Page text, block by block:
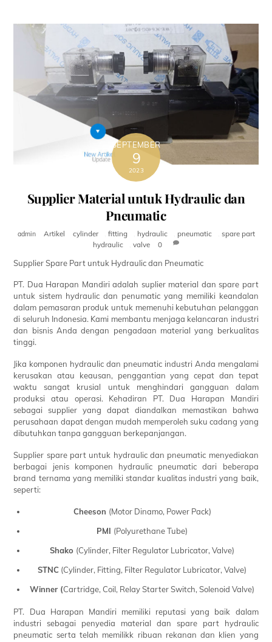
SEPTEMBER
9
2023
Supplier Material untuk Hydraulic dan
Pneumatic
admin Artikel cylinder fitting hydraulic pneumatic
spare part
hydraulic
,valve 0
Supplier Spare Part untuk Hydraulic dan Pneumatic
PT. Dua Harapan Mandiri adalah suplier material dan spare part
untuk sistem hydraulic dan penumatic yang memiliki keandalan
dalam pemasaran produk untuk memenuhi kebutuhan pelanggan
di seluruh Indonesia. Kami membantu menjaga kelancaran industri
dan bisnis Anda dengan pengadaan material yang berkualitas
tinggi.
Jika komponen hydraulic dan pneumatic industri Anda mengalami
kerusakan atau keausan, penggantian yang cepat dan tepat
waktu sangat krusial untuk menghindari gangguan dalam
produksi atau operasi. Kehadiran PT. Dua Harapan Mandiri
sebagai supplier yang dapat diandalkan memastikan bahwa
perusahaan dapat dengan mudah memperoleh suku cadang yang
dibutuhkan tanpa gangguan berkepanjangan.
Supplier spare part untuk hydraulic dan pneumatic menyediakan
berbagai jenis komponen hydraulic pneumatic dari beberapa
brand ternama yang memiliki standar kualitas industri yang baik,
seperti:
Cheeson (Motor Dinamo, Power Pack)
PMI (Polyurethane Tube)
Shako (Cylinder, Filter Regulator Lubricator, Valve)
STNC (Cylinder, Fitting, Filter Regulator Lubricator, Valve)
Winner (Cartridge, Coil, Relay Starter Switch, Solenoid Valve)
PT. Dua Harapan Mandiri memiliki reputasi yang baik dalam
industri sebagai penyedia material dan spare part hydraulic
pneumatic serta telah memilikk ribuan rekanan dan klien yang